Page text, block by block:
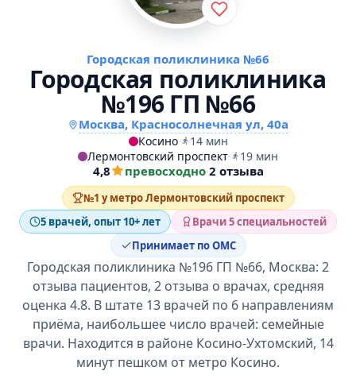
Городская поликлиника №66
Городская поликлиника
№196 ГП №66
Москва, Красносолнечная ул, 40а
Косино·
14 мин
Лермонтовский проспект· 19 мин
4,8 превосходно·2 отзыва
№1 у метро Лермонтовский проспект
5 врачей, опыт 10+ лет
Врачи 5 специальностей
Принимает по ОМС
Городская поликлиника №196 ГП №66, Москва: 2
отзыва пациентов, 2 отзыва о врачах, средняя
оценка 4.8. В штате 13 врачей по 6 направлениям
приёма, наибольшее число врачей: семейные
врачи. Находится в районе Косино-Ухтомский, 14
минут пешком от метро Косино.